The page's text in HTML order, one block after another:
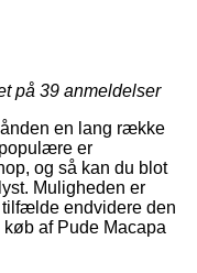
på 39 anmeldelser
en lang række
er
og så kan du blot
Muligheden er
tilfælde endvidere den
af Pude Macapa